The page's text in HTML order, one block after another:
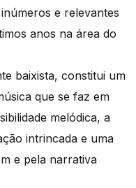
e relevantes
anos na área do
baixista, constitui um
que se faz em
melódica, a
intrincada e uma
e pela narrativa